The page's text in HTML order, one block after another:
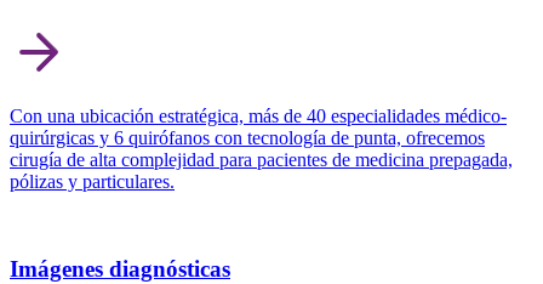
Con una ubicación estratégica, más de 40 especialidades médico-
quirúrgicas y 6 quirófanos con tecnología de punta, ofrecemos
cirugía de alta complejidad para pacientes de medicina prepagada,
pólizas y particulares.
Imágenes diagnósticas